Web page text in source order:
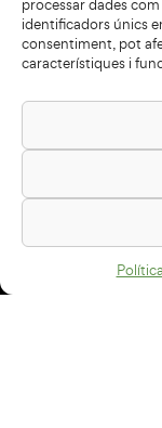
processar dades
identificadors únics
consentiment, pot
característiques i
Biblioteca
Passeig de la
08500 Vic